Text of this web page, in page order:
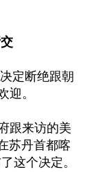
定断绝跟朝
迎。
跟来访的美
苏丹首都喀
这个决定。